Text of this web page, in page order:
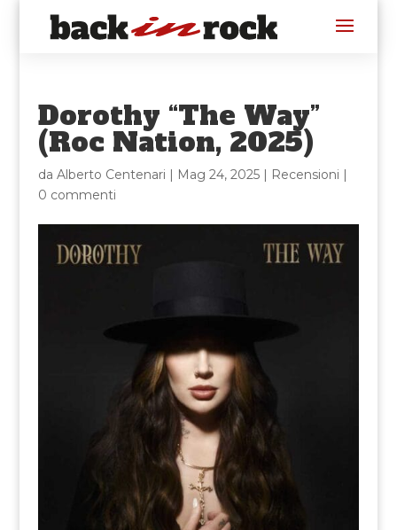
Dorothy “The Way”
(Roc Nation, 2025)
da Alberto Centenari | Mag 24, 2025| Recensioni |
0 commenti